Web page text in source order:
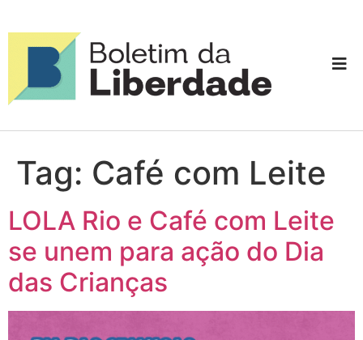
Tag: Café com Leite
LOLA Rio e Café com Leite
se unem para ação do Dia
das Crianças